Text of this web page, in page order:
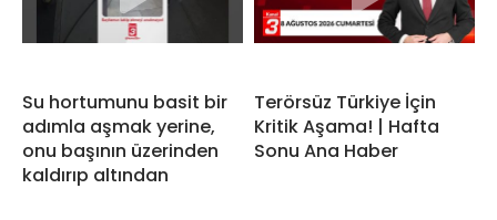
Su hortumunu basit bir
adımla aşmak yerine,
onu başının üzerinden
kaldırıp altından
Terörsüz Türkiye İçin
Kritik Aşama! | Hafta
Sonu Ana Haber